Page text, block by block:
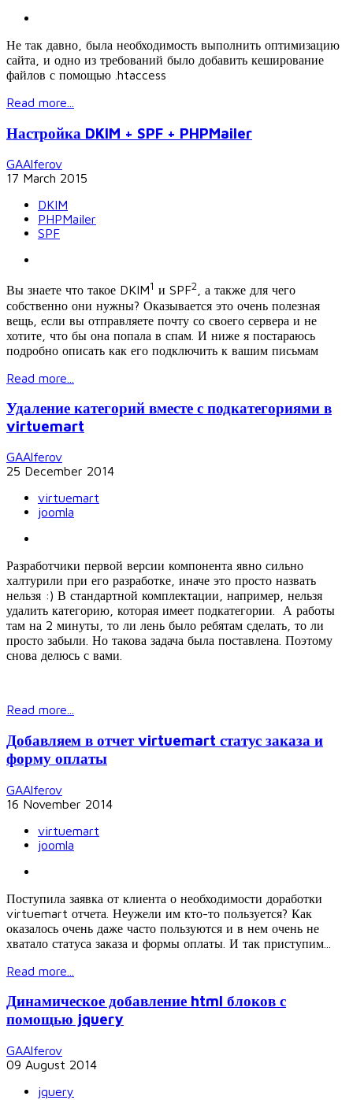
Не так давно, была необходимость выполнить оптимизацию
сайта, и одно из требований было добавить кеширование
файлов с помощью .htaccess
Read more...
Настройка DKIM + SPF + PHPMailer
GAAlferov
17 March 2015
DKIM
PHPMailer
SPF
Вы знаете что такое DKIM1 и SPF2, а также для чего
собственно они нужны? Оказывается это очень полезная
вещь, если вы отправляете почту со своего сервера и не
хотите, что бы она попала в спам. И ниже я постараюсь
подробно описать как его подключить к вашим письмам
Read more...
Удаление категорий вместе с подкатегориями в
virtuemart
GAAlferov
25 December 2014
virtuemart
joomla
Разработчики первой версии компонента явно сильно
халтурили при его разработке, иначе это просто назвать
нельзя :) В стандартной комплектации, например, нельзя
удалить категорию, которая имеет подкатегории. А работы
там на 2 минуты, то ли лень было ребятам сделать, то ли
просто забыли. Но такова задача была поставлена. Поэтому
снова делюсь с вами.
Read more...
Добавляем в отчет virtuemart статус заказа и
форму оплаты
GAAlferov
16 November 2014
virtuemart
joomla
Поступила заявка от клиента о необходимости доработки
virtuemart отчета. Неужели им кто-то пользуется? Как
оказалось очень даже часто пользуются и в нем очень не
хватало статуса заказа и формы оплаты. И так приступим...
Read more...
Динамическое добавление html блоков с
помощью jquery
GAAlferov
09 August 2014
jquery